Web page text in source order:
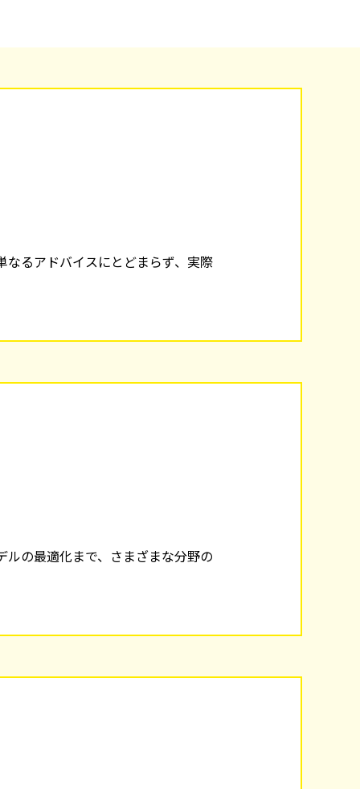
るアドバイスにとどまらず、実際
の最適化まで、さまざまな分野の